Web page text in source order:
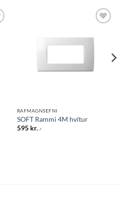
við á
RAFMAGNSEFNI
SOFT Rammi 4M hvítur
595 kr. .-